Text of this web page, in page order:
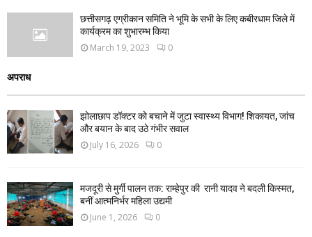
छत्तीसगढ़ एग्रीकान समिति ने भूमि के सभी के लिए कबीरधाम जिले में
कार्यक्रम का शुभारम्भ किया
March 19, 2023 0
अपराध
झोलाछाप डॉक्टर को बचाने में जुटा स्वास्थ्य विभाग! शिकायत, जांच
और बयान के बाद उठे गंभीर सवाल
July 16, 2026 0
मजदूरी से मुर्गी पालन तक: राम्हेपुर की रानी यादव ने बदली किस्मत,
बनीं आत्मनिर्भर महिला उद्यमी
June 1, 2026 0